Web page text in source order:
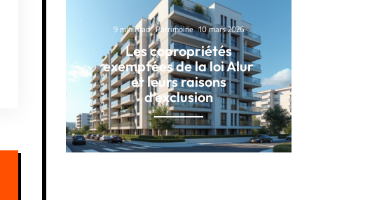
9 min read Patrimoine 10 mars 2026
Les copropriétés
exemptées de la loi Alur
et leurs raisons
d’exclusion